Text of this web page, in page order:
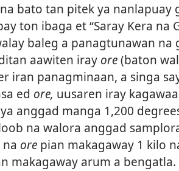
bato tan pitek ya nanlapuay
ton ibaga et “Saray Kera na
baleg a panagtunawan na
aawiten iray ore(baton
iran panagminaan, a singa
ed ore, uusaren iray
anggad manga 1,200
na walora anggad
ore pian makagaway 1 kilo
makagaway arum a bengatla.